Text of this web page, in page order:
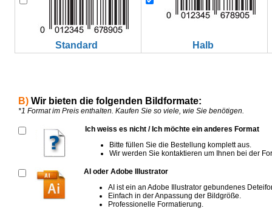
Standard Halb
B) Wir bieten die folgenden Bildformate:
*1 Format im Preis enthalten. Kaufen Sie so viele, wie Sie benötigen.
Ich weiss es nicht / Ich möchte ein anderes Format
Bitte füllen Sie die Bestellung komplett aus.
Wir werden Sie kontaktieren um Ihnen bei der
AI oder Adobe Illustrator
AI ist ein an Adobe Illustrator gebundenes
Einfach in der Anpassung der Bildgröße.
Professionelle Formatierung.